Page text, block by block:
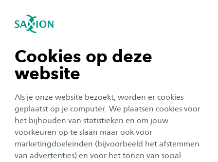
Cookies op deze
website
Als je onze website bezoekt, worden er cookies
geplaatst op je computer. We plaatsen cookies voor
het bijhouden van statistieken en om jouw
voorkeuren op te slaan maar ook voor
marketingdoeleinden (bijvoorbeeld het afstemmen
van advertenties) en voor het tonen van social
Navigatie openen
tonen
tonen
tonen
sluiten
Tourism Management
Subnavigatie tonen
Deeltijd